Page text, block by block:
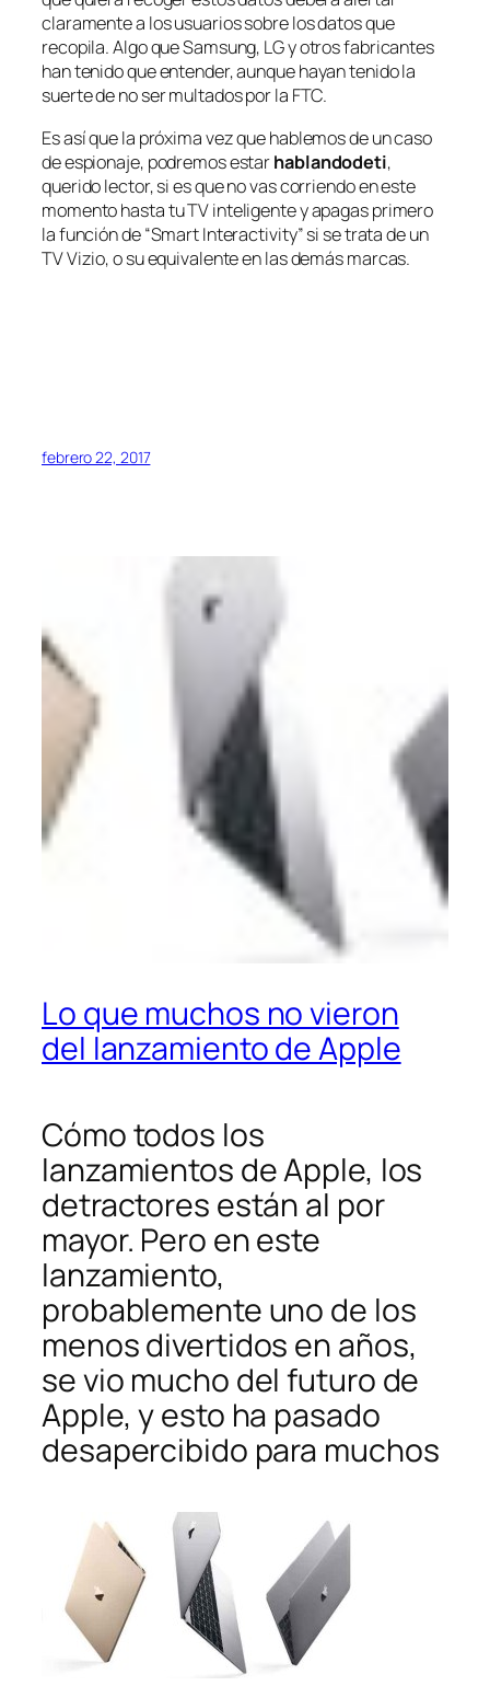
claramente a los usuarios sobre los datos que
recopila. Algo que Samsung, LG y otros fabricantes
han tenido que entender, aunque hayan tenido la
suerte de no ser multados por la FTC.
Es así que la próxima vez que hablemos de un caso
de espionaje, podremos estarhablandodeti,
querido lector, si es que no vas corriendo en este
momento hasta tu TV inteligente y apagas primero
la función de “Smart Interactivity” si se trata de un
TV Vizio, o su equivalente en las demás marcas.
febrero 22, 2017
Lo que muchos no vieron
del lanzamiento de Apple
Cómo todos los
lanzamientos de Apple, los
detractores están al por
mayor. Pero en este
lanzamiento,
probablemente uno de los
menos divertidos en años,
se vio mucho del futuro de
Apple, y esto ha pasado
desapercibido para muchos